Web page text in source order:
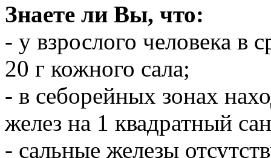
Знаете ли Вы, что:
- у взрослого человека в
20 г кожного сала;
- в себорейных зонах
желез на 1 квадратный
- сальные железы